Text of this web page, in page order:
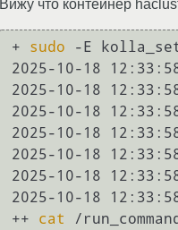
Вижу что контейнер
+ sudo -E
2025-10-18
2025-10-18
2025-10-18
2025-10-18
2025-10-18
2025-10-18
2025-10-18
++ cat
/run_command